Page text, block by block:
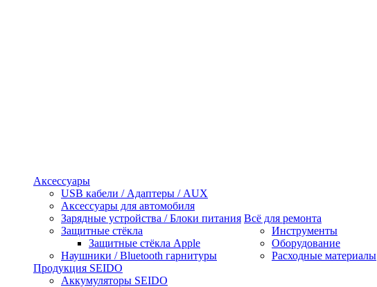
Аксессуары
USB кабели / Адаптеры / AUX
Аксессуары для автомобиля
Зарядные устройства / Блоки питания
Защитные стёкла
Защитные стёкла Apple
Наушники / Bluetooth гарнитуры
Всё для ремонта
Инструменты
Оборудование
Расходные материалы
Продукция SEIDO
Аккумуляторы SEIDO